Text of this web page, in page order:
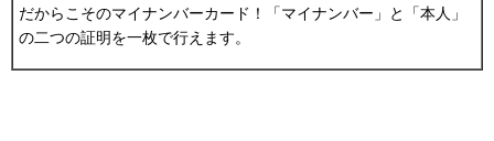
だからこそのマイナンバーカード！「マイナンバー」と「本人」
の二つの証明を一枚で行えます。